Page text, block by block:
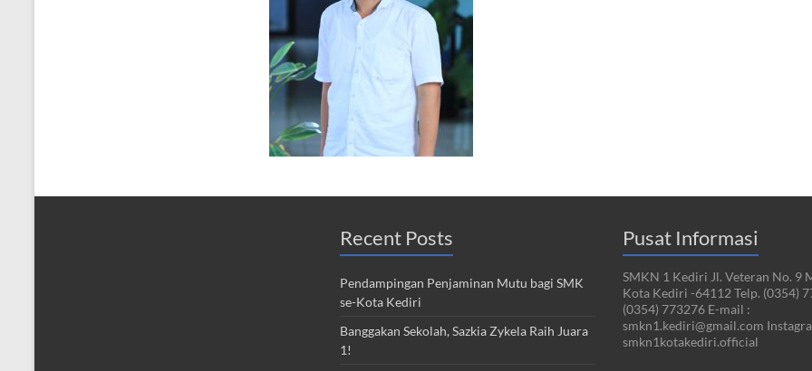
Recent Posts
Pendampingan Penjaminan Mutu bagi SMK
se-Kota Kediri
Banggakan Sekolah, Sazkia Zykela Raih Juara
1!
Pusat Informasi
SMKN 1 Kediri Jl. Veteran No. 9
Kota Kediri -64112 Telp. (0354)
(0354) 773276 E-mail :
smkn1.kediri@gmail.com
smkn1kotakediri.official